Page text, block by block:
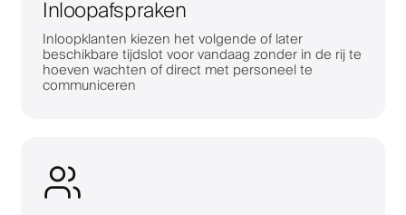
Inloopafspraken
Inloopklanten kiezen het volgende of later
beschikbare tijdslot voor vandaag zonder in de rij te
hoeven wachten of direct met personeel te
communiceren